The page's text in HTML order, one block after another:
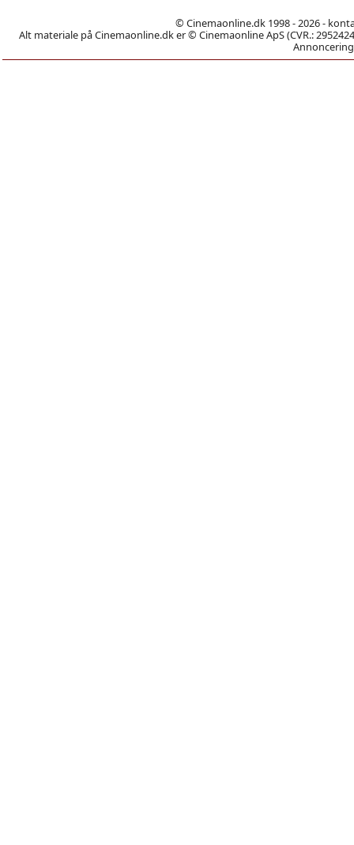
© Cinemaonline.dk 1998 - 2026 -
Alt materiale på Cinemaonline.dk er © Cinemaonline ApS (CVR.: